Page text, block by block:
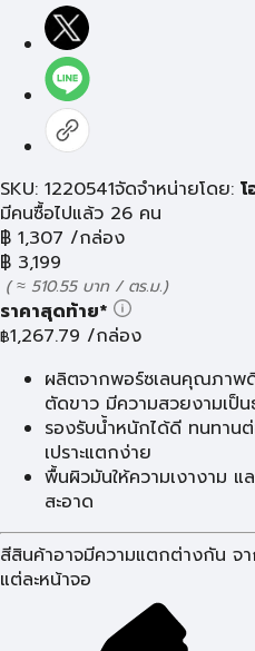
SKU: 1220541จัดจำหน่ายโดย:
มีคนซื้อไปแล้ว 26 คน
฿ 1,307 /กล่อง
฿ 3,199
( ≈ 510.55 บาท / ตร.ม.)
ราคาสุดท้าย*
฿1,267.79 /กล่อง
ผลิตจากพอร์ซเลนคุณภาพ
ตัดขาว มีความสวยงามเป็น
รองรับน้ำหนักได้ดี ทนทาน
เปราะแตกง่าย
พื้นผิวมันให้ความเงางาม แ
สะอาด
สีสินค้าอาจมีความแตกต่างกัน จ
แต่ละหน้าจอ